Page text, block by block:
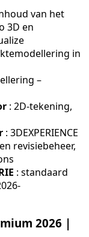
van het
3D en
in
–
: 2D-tekening,
: 3DEXPERIENCE
revisiebeheer,
: standaard
2026 |